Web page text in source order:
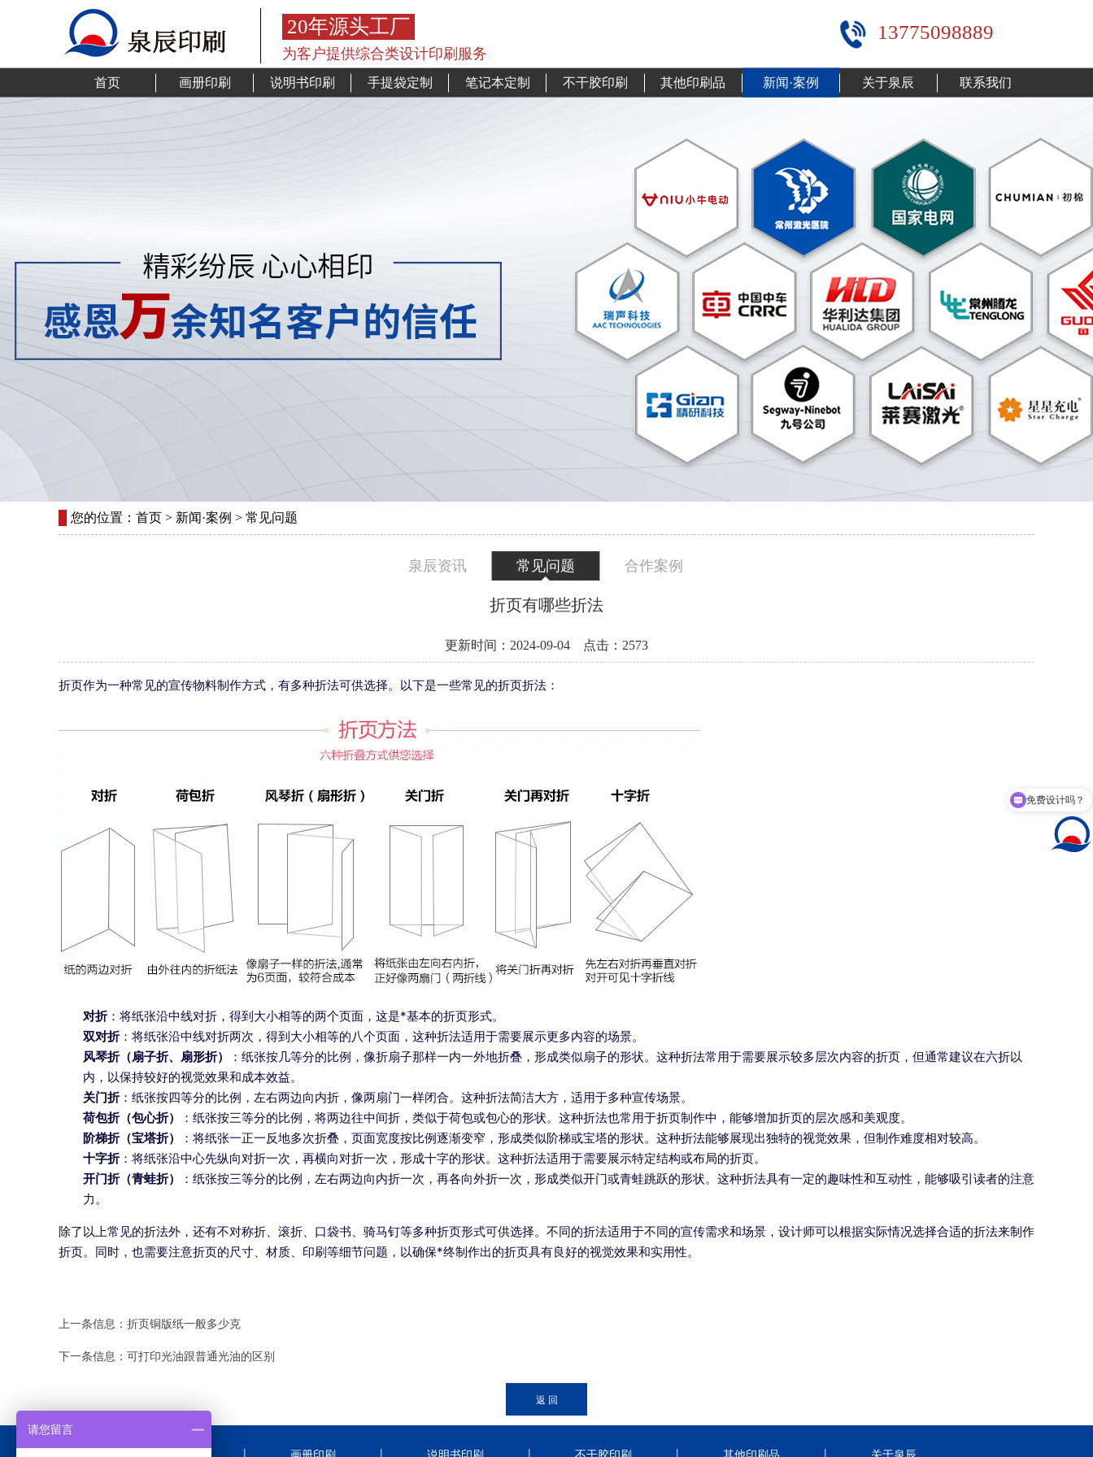
20年源头工厂
为客户提供综合类设计印刷服务
13775098889
首页 画册印刷 说明书印刷 手提袋定制 笔记本定制 不干胶印刷 其他印刷品 新闻·案例 关于泉辰 联系我们
您的位置：首页 > 新闻·案例 > 常见问题
泉辰资讯 常见问题 合作案例
折页有哪些折法
更新时间：2024-09-04 点击：2573
折页作为一种常见的宣传物料制作方式，有多种折法可供选择。以下是一些常见的折页折法：
对折：将纸张沿中线对折，得到大小相等的两个页面，这是*基本的折页形式。
双对折：将纸张沿中线对折两次，得到大小相等的八个页面，这种折法适用于需要展示更多内容的场景。
风琴折（扇子折、扇形折）
：纸张按几等分的比例，像折扇子那样一内一外地折叠，形成类似扇子的形状。这种折法常用于需要展示较多层次内容的折页，但通常建议在六折以
内，以保持较好的视觉效果和成本效益。
关门折：纸张按四等分的比例，左右两边向内折，像两扇门一样闭合。这种折法简洁大方，适用于多种宣传场景。
荷包折（包心折）
：纸张按三等分的比例，将两边往中间折，类似于荷包或包心的形状。这种折法也常用于折页制作中，能够增加折页的层次感和美观度。
阶梯折（宝塔折）
：将纸张一正一反地多次折叠，页面宽度按比例逐渐变窄，形成类似阶梯或宝塔的形状。这种折法能够展现出独特的视觉效果，但制作难度相对较高。
十字折：将纸张沿中心先纵向对折一次，再横向对折一次，形成十字的形状。这种折法适用于需要展示特定结构或布局的折页。
开门折（青蛙折）
：纸张按三等分的比例，左右两边向内折一次，再各向外折一次，形成类似开门或青蛙跳跃的形状。这种折法具有一定的趣味性和互动性，能够吸引读者的注意
力。
除了以上常见的折法外，还有不对称折、滚折、口袋书、骑马钉等多种折页形式可供选择。不同的折法适用于不同的宣传需求和场景，设计师可以根据实际情况选择合适的折法来制作
折页。同时，也需要注意折页的尺寸、材质、印刷等细节问题，以确保*终制作出的折页具有良好的视觉效果和实用性。
上一条信息： 折页铜版纸一般多少克
下一条信息： 可打印光油跟普通光油的区别
| | | | |
免费设计吗？
请您留言